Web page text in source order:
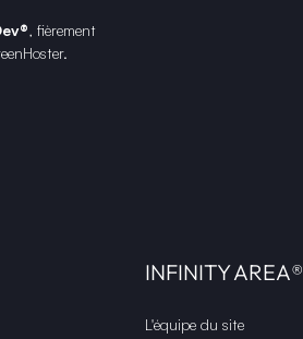
, fièrement
.
INFINITY AREA®
L'équipe du site